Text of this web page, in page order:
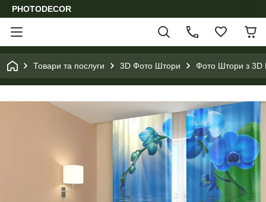
PHOTODECOR
Товари та послуги 3D Фото Штори Фото Штори з 3D